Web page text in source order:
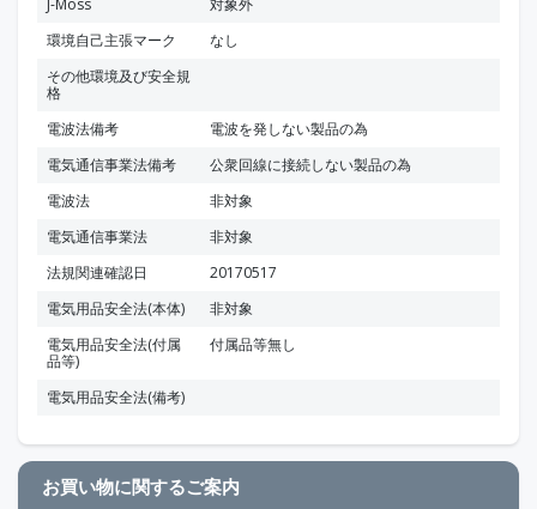
環境自己主張マーク
なし
その他環境及び安全規
格
電波法備考
電波を発しない製品の為
電気通信事業法備考
公衆回線に接続しない製品の為
電波法
非対象
電気通信事業法
非対象
法規関連確認日
20170517
電気用品安全法(本体)
非対象
電気用品安全法(付属
品等)
付属品等無し
電気用品安全法(備考)
お買い物に関するご案内